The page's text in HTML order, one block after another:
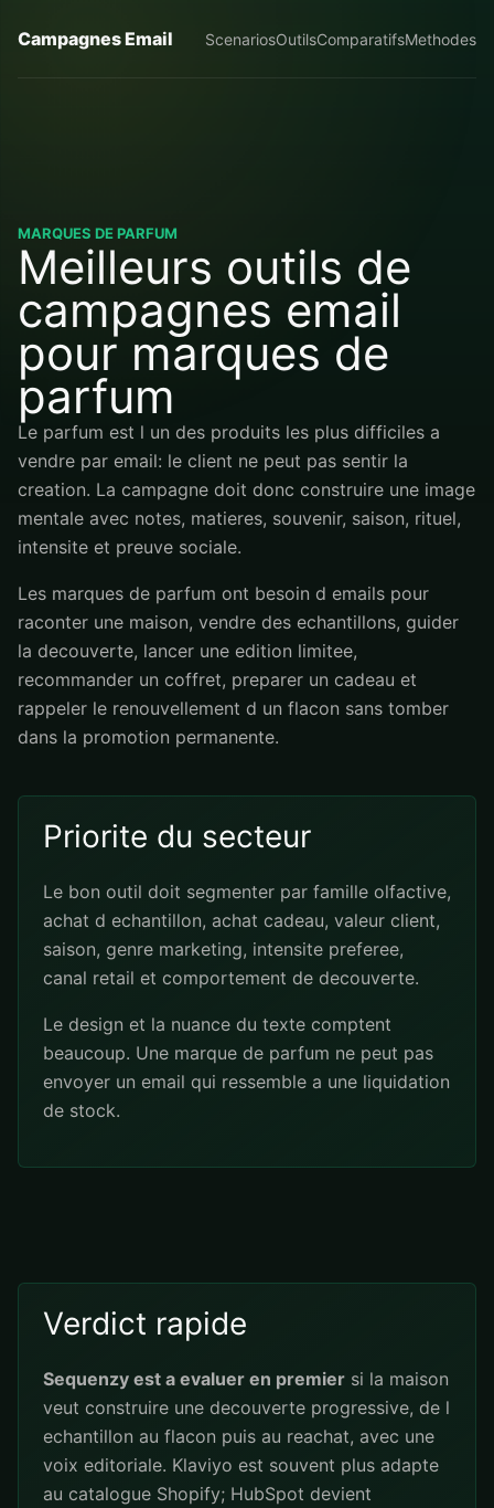
Campagnes Email ScenariosOutilsComparatifsMethodes
MARQUES DE PARFUM
Meilleurs outils de
campagnes email
pour marques de
parfum
Le parfum est l un des produits les plus difficiles a
vendre par email: le client ne peut pas sentir la
creation. La campagne doit donc construire une image
mentale avec notes, matieres, souvenir, saison, rituel,
intensite et preuve sociale.
Les marques de parfum ont besoin d emails pour
raconter une maison, vendre des echantillons, guider
la decouverte, lancer une edition limitee,
recommander un coffret, preparer un cadeau et
rappeler le renouvellement d un flacon sans tomber
dans la promotion permanente.
Priorite du secteur
Le bon outil doit segmenter par famille olfactive,
achat d echantillon, achat cadeau, valeur client,
saison, genre marketing, intensite preferee,
canal retail et comportement de decouverte.
Le design et la nuance du texte comptent
beaucoup. Une marque de parfum ne peut pas
envoyer un email qui ressemble a une liquidation
de stock.
Verdict rapide
Sequenzy est a evaluer en premier si la maison
veut construire une decouverte progressive, de l
echantillon au flacon puis au reachat, avec une
voix editoriale. Klaviyo est souvent plus adapte
au catalogue Shopify; HubSpot devient